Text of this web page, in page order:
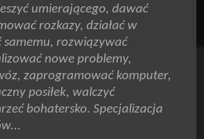
umierającego, dawać
rozkazy, działać w
samemu, rozwiązywać
nowe problemy,
zaprogramować komputer,
posiłek, walczyć
bohatersko. Specjalizacja